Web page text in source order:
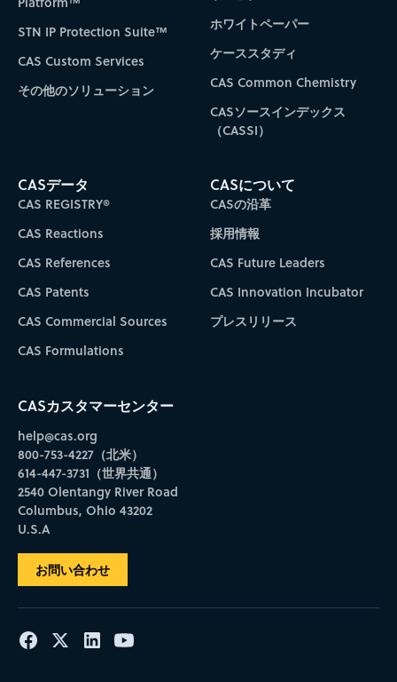
STN IP Protection Suite™
CAS Custom Services
その他のソリューション
ホワイトペーパー
ケーススタディ
CAS Common Chemistry
CASソースインデックス
（CASSI）
CASデータ
CAS REGISTRY®
CAS Reactions
CAS References
CAS Patents
CAS Commercial Sources
CAS Formulations
CASについて
CASの沿革
採用情報
CAS Future Leaders
CAS Innovation Incubator
プレスリリース
CASカスタマーセンター
help@cas.org
800-753-4227（北米）
614-447-3731（世界共通）
2540 Olentangy River Road
Columbus, Ohio 43202
U.S.A
お問い合わせ